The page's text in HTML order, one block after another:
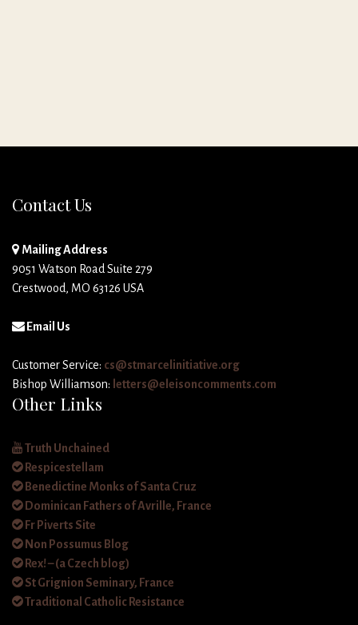
Contact Us
Mailing Address
9051 Watson Road Suite 279
Crestwood, MO 63126 USA
Email Us
Customer Service: cs@stmarcelinitiative.org
Bishop Williamson: letters@eleisoncomments.com
Other Links
Truth Unchained
Respicestellam
Benedictine Monks of Santa Cruz
Dominican Fathers of Avrille, France
Fr Piverts Site
Non Possumus Blog
Rex! – (a Czech blog)
St Grignion Seminary, France
Traditional Catholic Resistance